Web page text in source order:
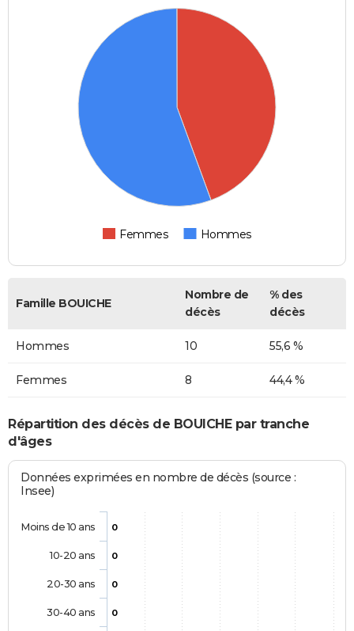
Femmes Hommes
Famille BOUICHE
Nombre de
décès
% des
décès
Hommes 10 55,6 %
Femmes 8 44,4 %
Répartition des décès de BOUICHE par tranche
d'âges
Données exprimées en nombre de décès (source :
Insee)
0
0
0
0
Moins de 10 ans
10-20 ans
20-30 ans
30-40 ans